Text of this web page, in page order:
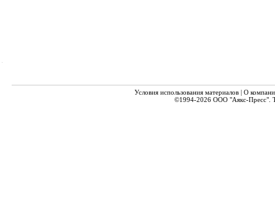
Условия использования материалов| О
©1994-2026 ООО "Аякс-Пресс".